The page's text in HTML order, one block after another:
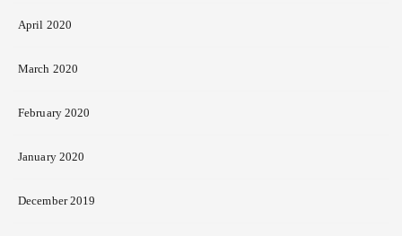
April 2020
March 2020
February 2020
January 2020
December 2019